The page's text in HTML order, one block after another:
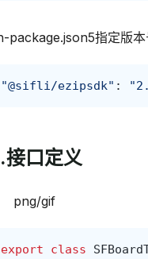
package.json5指定版本
"@sifli/ezipsdk" :
接口定义
png/gif
export class